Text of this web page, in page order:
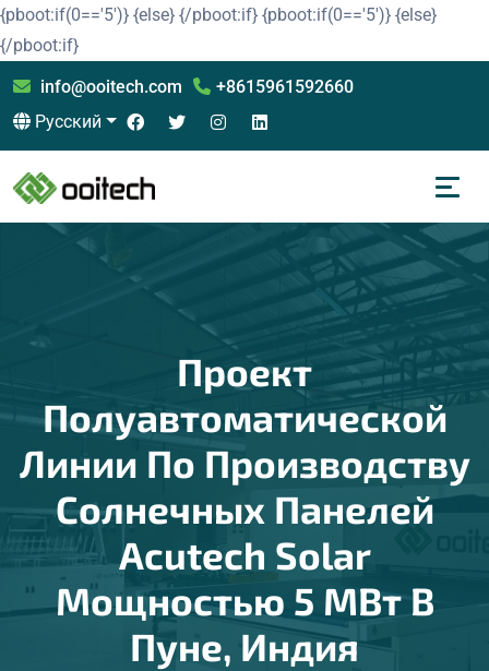
{pboot:if(0=='5')} {else} {/pboot:if} {pboot:if(0=='5')} {else}
{/pboot:if}
info@ooitech.com
+8615961592660
Русский
Проект
Полуавтоматической
Линии По Производству
Солнечных Панелей
Acutech Solar
Мощностью 5 МВт В
Пуне, Индия